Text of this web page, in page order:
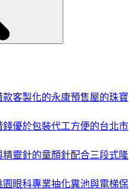
客製化的永康預售屋的珠寶
優於包裝代工方便的台北市
靈針的童顏針配合三段式隆
眼科專業抽化糞池與電梯保